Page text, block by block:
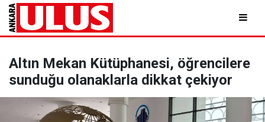
Altın Mekan Kütüphanesi, öğrencilere
sunduğu olanaklarla dikkat çekiyor